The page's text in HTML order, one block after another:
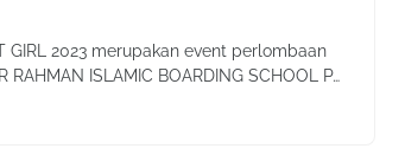
GIRL 2023 merupakan event perlombaan
ISLAMIC BOARDING SCHOOL P…